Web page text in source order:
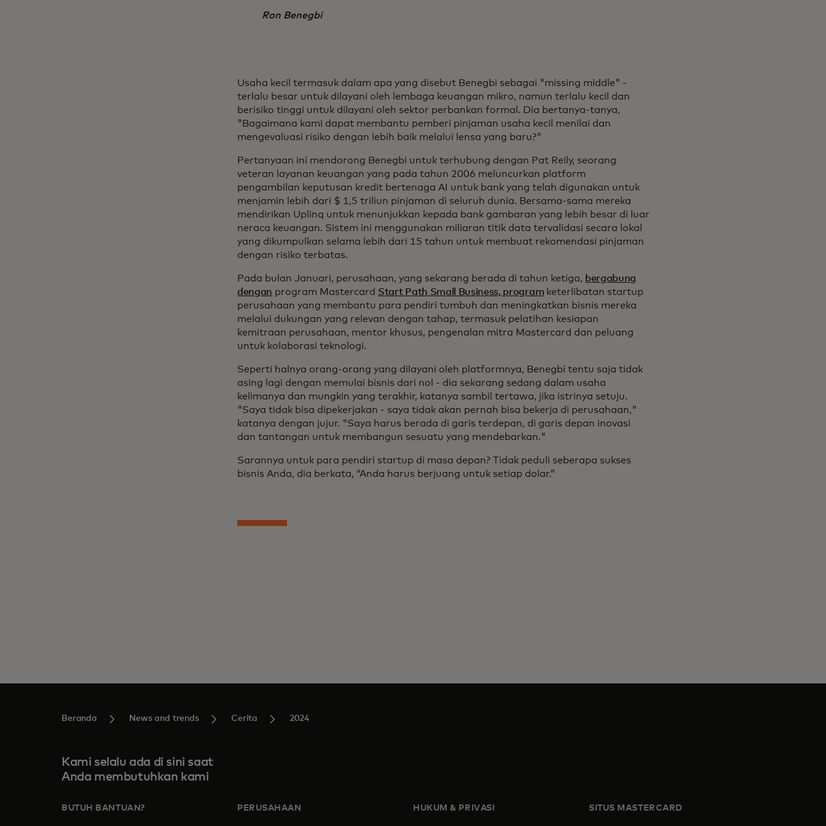
Ron Benegbi
Usaha kecil termasuk dalam apa yang disebut Benegbi sebagai "missing middle" -
terlalu besar untuk dilayani oleh lembaga keuangan mikro, namun terlalu kecil dan
berisiko tinggi untuk dilayani oleh sektor perbankan formal. Dia bertanya-tanya,
"Bagaimana kami dapat membantu pemberi pinjaman usaha kecil menilai dan
mengevaluasi risiko dengan lebih baik melalui lensa yang baru?"
Pertanyaan ini mendorong Benegbi untuk terhubung dengan Pat Reily, seorang
veteran layanan keuangan yang pada tahun 2006 meluncurkan platform
pengambilan keputusan kredit bertenaga AI untuk bank yang telah digunakan untuk
menjamin lebih dari $ 1,5 triliun pinjaman di seluruh dunia. Bersama-sama mereka
mendirikan Uplinq untuk menunjukkan kepada bank gambaran yang lebih besar di luar
neraca keuangan. Sistem ini menggunakan miliaran titik data tervalidasi secara lokal
yang dikumpulkan selama lebih dari 15 tahun untuk membuat rekomendasi pinjaman
dengan risiko terbatas.
Pada bulan Januari, perusahaan, yang sekarang berada di tahun ketiga, bergabung
dengan program Mastercard Start Path Small Business, program keterlibatan startup
perusahaan yang membantu para pendiri tumbuh dan meningkatkan bisnis mereka
melalui dukungan yang relevan dengan tahap, termasuk pelatihan kesiapan
kemitraan perusahaan, mentor khusus, pengenalan mitra Mastercard dan peluang
untuk kolaborasi teknologi.
Seperti halnya orang-orang yang dilayani oleh platformnya, Benegbi tentu saja tidak
asing lagi dengan memulai bisnis dari nol - dia sekarang sedang dalam usaha
kelimanya dan mungkin yang terakhir, katanya sambil tertawa, jika istrinya setuju.
"Saya tidak bisa dipekerjakan - saya tidak akan pernah bisa bekerja di perusahaan,"
katanya dengan jujur. "Saya harus berada di garis terdepan, di garis depan inovasi
dan tantangan untuk membangun sesuatu yang mendebarkan."
Sarannya untuk para pendiri startup di masa depan? Tidak peduli seberapa sukses
bisnis Anda, dia berkata, “Anda harus berjuang untuk setiap dolar.”
Beranda News and trends Cerita 2024
Kami selalu ada di sini saat
Anda membutuhkan kami
BUTUH BANTUAN? PERUSAHAAN HUKUM & PRIVASI SITUS MASTERCARD